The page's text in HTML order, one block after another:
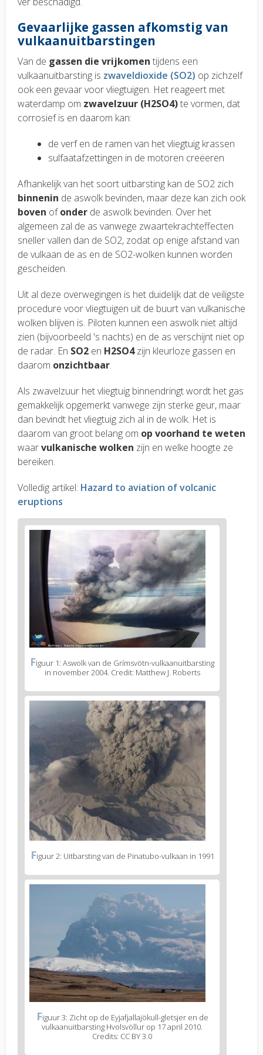
Gevaarlijke gassen afkomstig van
vulkaanuitbarstingen
Van de gassen die vrijkomen tijdens een
vulkaanuitbarsting is zwaveldioxide (SO2) op zichzelf
ook een gevaar voor vliegtuigen. Het reageert met
waterdamp om zwavelzuur (H2SO4)te vormen, dat
corrosief is en daarom kan:
de verf en de ramen van het vliegtuig krassen
sulfaatafzettingen in de motoren creëeren
Afhankelijk van het soort uitbarsting kan de SO2 zich
binnenin de aswolk bevinden, maar deze kan zich ook
boven ofonder de aswolk bevinden. Over het
algemeen zal de as vanwege zwaartekrachteffecten
sneller vallen dan de SO2, zodat op enige afstand van
de vulkaan de as en de SO2-wolken kunnen worden
gescheiden.
Uit al deze overwegingen is het duidelijk dat de veiligste
procedure voor vliegtuigen uit de buurt van vulkanische
wolken blijven is. Piloten kunnen een aswolk niet altijd
zien (bijvoorbeeld 's nachts) en de as verschijnt niet op
de radar. En SO2 en H2SO4zijn kleurloze gassen en
daarom onzichtbaar.
Als zwavelzuur het vliegtuig binnendringt wordt het gas
gemakkelijk opgemerkt vanwege zijn sterke geur, maar
dan bevindt het vliegtuig zich al in de wolk. Het is
daarom van groot belang om op voorhand te weten
waarvulkanische wolken zijn en welke hoogte ze
bereiken.
Volledig artikel: Hazard to aviation of volcanic
eruptions
Figuur 1: Aswolk van de Grímsvötn-vulkaanuitbarsting
in november 2004. Credit: Matthew J. Roberts
Figuur 2: Uitbarsting van de Pinatubo-vulkaan in 1991
Figuur 3: Zicht op de Eyjafjallajökull-gletsjer en de
vulkaanuitbarsting Hvolsvöllur op 17 april 2010.
Credits: CC BY 3.0